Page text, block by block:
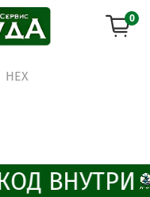
0
HEX
ВНУТРИ